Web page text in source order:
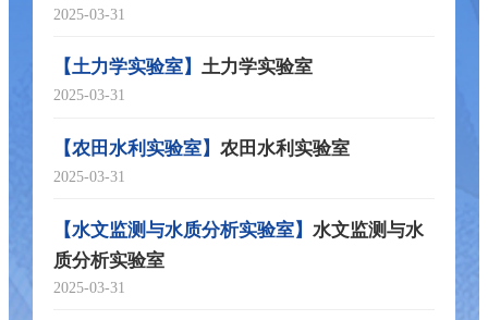
寒区水资源与水利工程重点实验室
2025-03-31
2025-03-31
【土力学实验室】土力学实验室
2025-03-31
【农田水利实验室】农田水利实验室
2025-03-31
【水文监测与水质分析实验室】 水文监测与水
质分析实验室